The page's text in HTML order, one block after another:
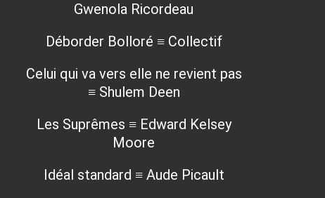
Gwenola Ricordeau
Déborder Bolloré ≡ Collectif
Celui qui va vers elle ne revient pas
≡ Shulem Deen
Les Suprêmes ≡ Edward Kelsey
Moore
Idéal standard ≡ Aude Picault